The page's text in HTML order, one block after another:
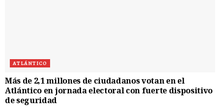
ATLÁNTICO
Más de 2,1 millones de ciudadanos votan en el
Atlántico en jornada electoral con fuerte dispositivo
de seguridad